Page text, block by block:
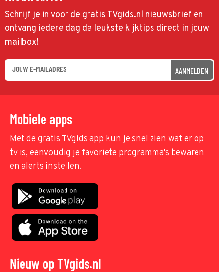
Schrijf je in voor de gratis TVgids.nl nieuwsbrief en
ontvang iedere dag de leukste kijktips direct in jouw
mailbox!
AANMELDEN
Mobiele apps
Met de gratis TVgids app kun je snel zien wat er op
tv is, eenvoudig je favoriete programma's bewaren
en alerts instellen.
Nieuw op TVgids.nl